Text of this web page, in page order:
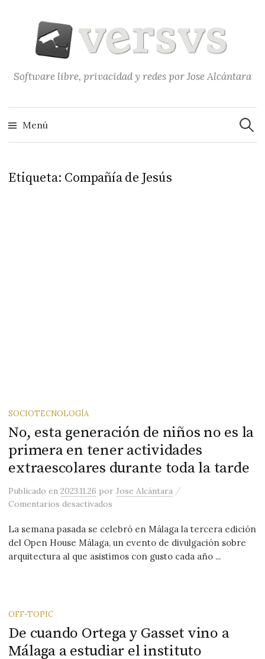
contenido
Software libre, privacidad y redes por Jose Alcántara
Menú
Etiqueta: Compañía de Jesús
SOCIOTECNOLOGÍA
No, esta generación de niños no es la
primera en tener actividades
extraescolares durante toda la tarde
Publicadoen2023.11.26 porJose Alcántara /
Comentarios desactivados
La semana pasada se celebró en Málaga la tercera edición
del Open House Málaga, un evento de divulgación sobre
arquitectura al que asistimos con gusto cada año ...
OFF-TOPIC
De cuando Ortega y Gasset vino a
Málaga a estudiar el instituto